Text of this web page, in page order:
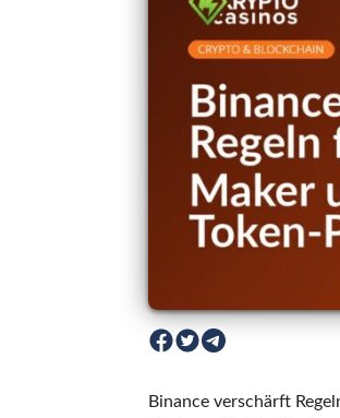
Binance verschärft